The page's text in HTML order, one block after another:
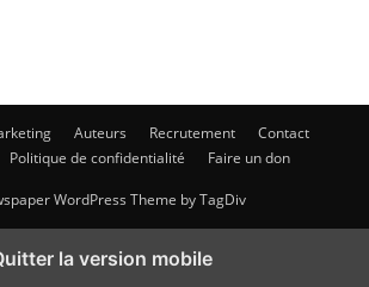
Auteurs Recrutement
Contact
Politique de confidentialité Faire un don
WordPress Theme by TagDiv
la version mobile